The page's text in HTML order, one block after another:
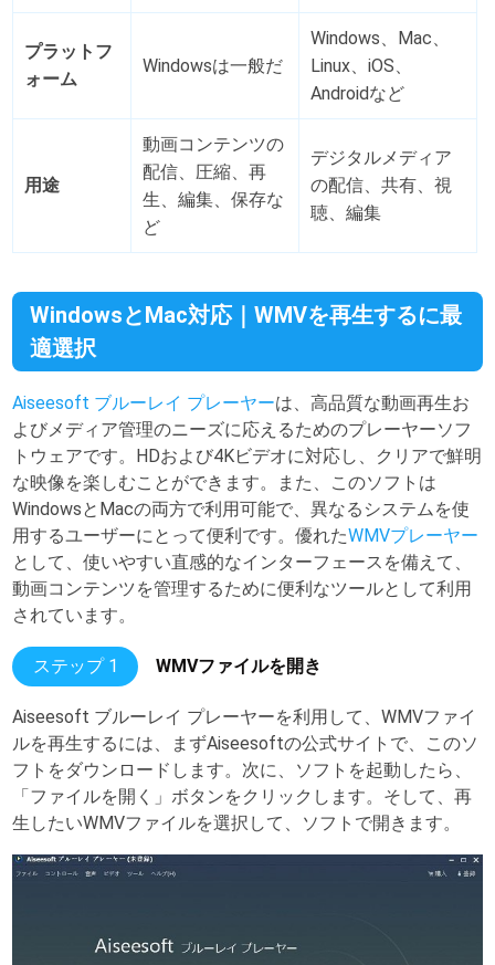
プラットフ
ォーム
Windowsは一般だ
Windows、Mac、
Linux、iOS、
Androidなど
用途
動画コンテンツの
配信、圧縮、再
生、編集、保存な
ど
デジタルメディア
の配信、共有、視
聴、編集
WindowsとMac対応｜WMVを再生するに最
適選択
Aiseesoft ブルーレイ プレーヤーは、高品質な動画再生お
よびメディア管理のニーズに応えるためのプレーヤーソフ
トウェアです。HDおよび4Kビデオに対応し、クリアで鮮明
な映像を楽しむことができます。また、このソフトは
WindowsとMacの両方で利用可能で、異なるシステムを使
用するユーザーにとって便利です。優れたWMVプレーヤー
として、使いやすい直感的なインターフェースを備えて、
動画コンテンツを管理するために便利なツールとして利用
されています。
ステップ 1 WMVファイルを開き
Aiseesoft ブルーレイ プレーヤーを利用して、WMVファイ
ルを再生するには、まずAiseesoftの公式サイトで、このソ
フトをダウンロードします。次に、ソフトを起動したら、
「ファイルを開く」ボタンをクリックします。そして、再
生したいWMVファイルを選択して、ソフトで開きます。